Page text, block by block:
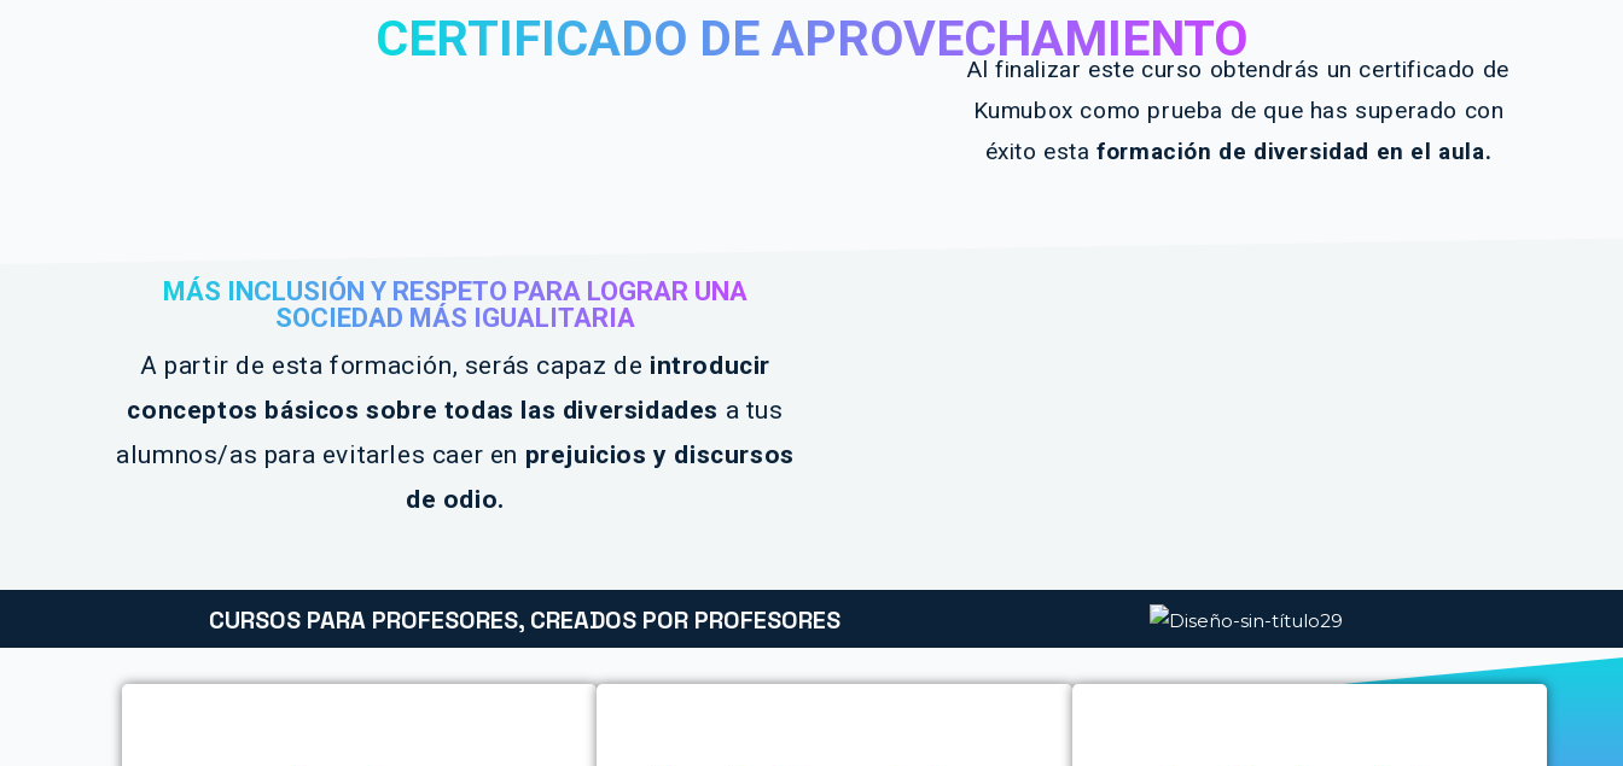
CERTIFICADO DE APROVECHAMIENTO
Al finalizar este curso obtendrás un certificado de
Kumubox como prueba de que has superado con
éxito estaformación de diversidad en el aula.
MÁS INCLUSIÓN Y RESPETO PARA LOGRAR UNA
SOCIEDAD MÁS IGUALITARIA
A partir de esta formación, serás capaz de introducir
conceptos básicos sobre todas las diversidades a tus
alumnos/as para evitarles caer en prejuicios y discursos
de odio.
CURSOS PARA PROFESORES, CREADOS POR PROFESORES